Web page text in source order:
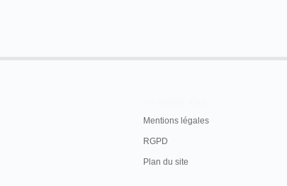
Mentions légales
RGPD
Plan du site